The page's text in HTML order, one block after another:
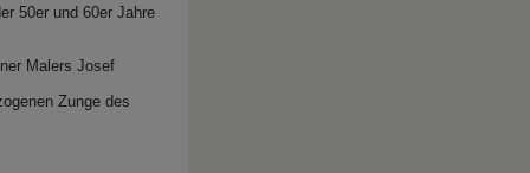
50er und 60er Jahre
Malers Josef
Zunge des